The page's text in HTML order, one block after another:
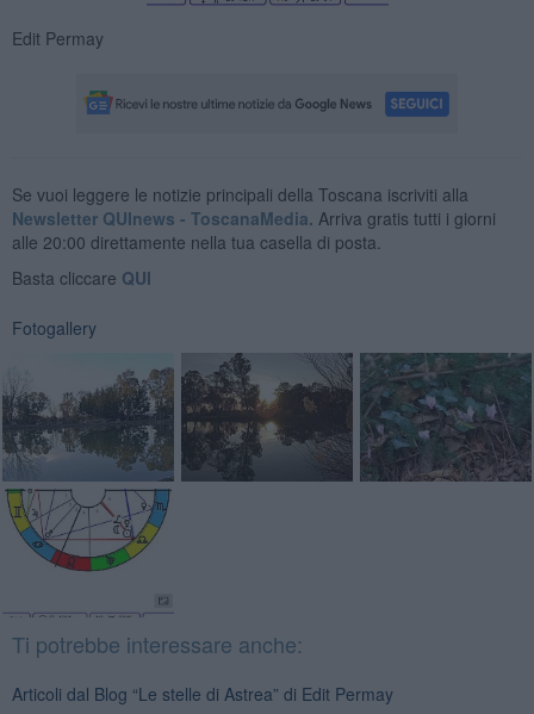
Edit Permay
Se vuoi leggere le notizie principali della Toscana iscriviti alla
Newsletter QUInews - ToscanaMedia. Arriva gratis tutti i giorni
alle 20:00 direttamente nella tua casella di posta.
Basta cliccare QUI
Fotogallery
Ti potrebbe interessare anche:
Articoli dal Blog “Le stelle di Astrea” di Edit Permay